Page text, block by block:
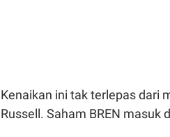
Kenaikan ini tak terlepas dari
Russell. Saham BREN masuk